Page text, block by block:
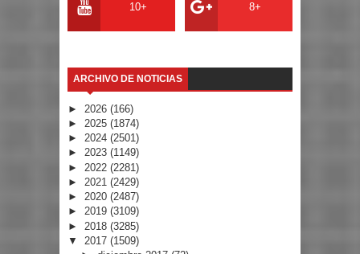
10+ 8+
ARCHIVO DE NOTICIAS
► 2026 (166)
► 2025 (1874)
► 2024 (2501)
► 2023 (1149)
► 2022 (2281)
► 2021 (2429)
► 2020 (2487)
► 2019 (3109)
► 2018 (3285)
▼ 2017 (1509)